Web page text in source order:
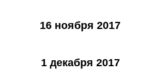
16 ноября 2017
1 декабря 2017